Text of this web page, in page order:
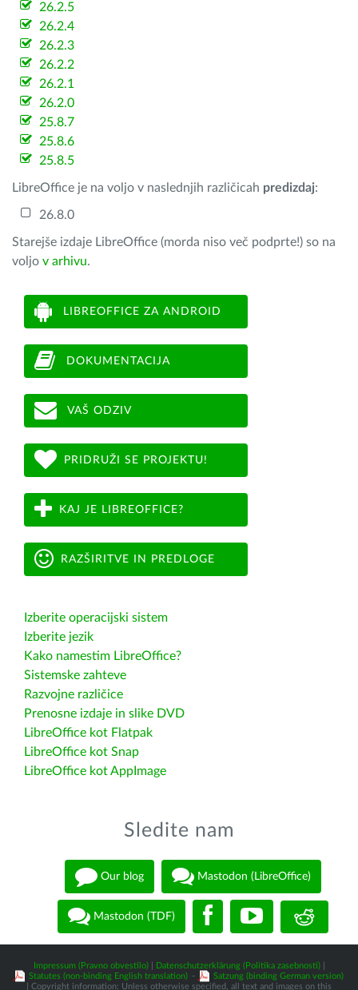
26.2.5
26.2.4
26.2.3
26.2.2
26.2.1
26.2.0
25.8.7
25.8.6
25.8.5
LibreOffice je na voljo v naslednjih različicah predizdaj:
26.8.0
Starejše izdaje LibreOffice (morda niso več podprte!) so na
voljo v arhivu.
LIBREOFFICE ZA ANDROID
DOKUMENTACIJA
VAŠ ODZIV
PRIDRUŽI SE PROJEKTU!
KAJ JE LIBREOFFICE?
RAZŠIRITVE IN PREDLOGE
Izberite operacijski sistem
Izberite jezik
Kako namestim LibreOffice?
Sistemske zahteve
Razvojne različice
Prenosne izdaje in slike DVD
LibreOffice kot Flatpak
LibreOffice kot Snap
LibreOffice kot AppImage
Sledite nam
Our blog Mastodon (LibreOffice)
Mastodon (TDF)
Impressum (Pravno obvestilo)| Datenschutzerklärung (Politika zasebnosti)|
Statutes (non-binding English translation) -
Satzung (binding German version)
| Copyright information: Unless otherwise specified, all text and images on this